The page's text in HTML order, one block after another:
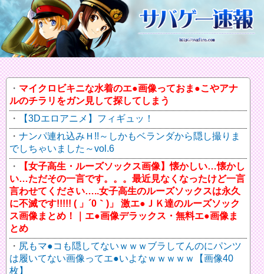
マイクロビキニな水着のエ●画像っておま●こやアナ
ルのチラリをガン見して探してしまう
【3Dエロアニメ】フィギュッ！
ナンパ連れ込みＨ!!～しかもベランダから隠し撮りま
でしちゃいました～vol.6
【女子高生・ルーズソックス画像】懐かしい…懐かし
い…ただその一言です。。。最近見なくなったけど一言
言わせてください…..女子高生のルーズソックスは永久
に不滅です!!!!! ( 」´0｀)」 激エ●ＪＫ達のルーズソック
ス画像まとめ！｜エ●画像デラックス・無料エ●画像ま
とめ
尻もマ●コも隠してないｗｗｗブラしてんのにパンツ
は履いてない画像ってエ●いよなｗｗｗｗｗ【画像40
枚】